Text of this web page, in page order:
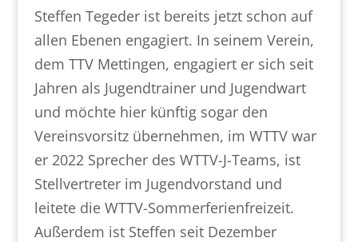
Steffen Tegeder ist bereits jetzt schon auf
allen Ebenen engagiert. In seinem Verein,
dem TTV Mettingen, engagiert er sich seit
Jahren als Jugendtrainer und Jugendwart
und möchte hier künftig sogar den
Vereinsvorsitz übernehmen, im WTTV war
er 2022 Sprecher des WTTV-J-Teams, ist
Stellvertreter im Jugendvorstand und
leitete die WTTV-Sommerferienfreizeit.
Außerdem ist Steffen seit Dezember